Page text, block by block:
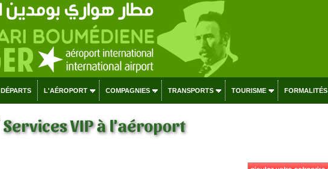
DÉPARTS L'AÉROPORT COMPAGNIES TRANSPORTS TOURISME FORMALITÉS
Services VIP à l'aéroport